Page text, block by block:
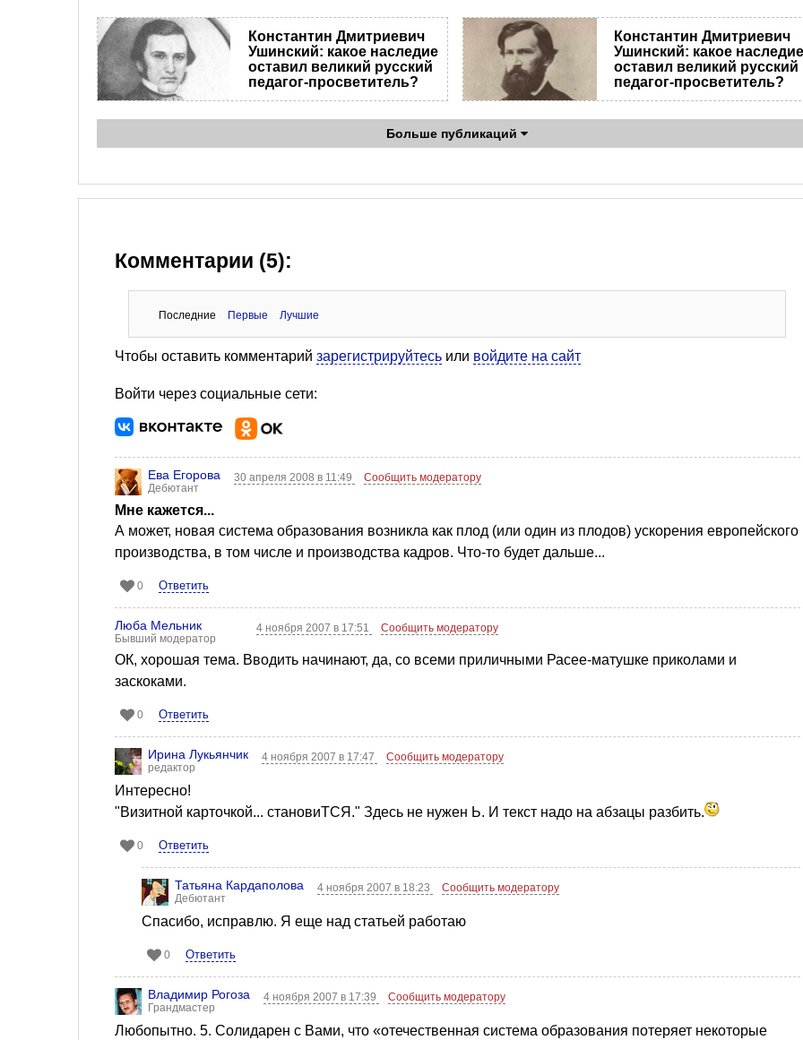
Константин Дмитриевич
Ушинский: какое наследие
оставил великий русский
педагог-просветитель?
Константин Дмитриевич
Ушинский: какое
оставил великий русский
педагог-просветитель?
Больше публикаций
Комментарии (5):
Последние Первые Лучшие
Чтобы оставить комментарий зарегистрируйтесь или войдите на сайт
Войти через социальные сети:
Ева Егорова
Дебютант
30 апреля 2008 в 11:49 Сообщить модератору
Мне кажется...
А может, новая система образования возникла как плод (или один из плодов) ускорения европейского
производства, в том числе и производства кадров. Что-то будет дальше...
0 Ответить
Люба Мельник
Бывший модератор
4 ноября 2007 в 17:51 Сообщить модератору
ОК, хорошая тема. Вводить начинают, да, со всеми приличными Расее-матушке приколами и
заскоками.
0 Ответить
Ирина Лукьянчик
редактор
4 ноября 2007 в 17:47 Сообщить модератору
Интересно!
"Визитной карточкой... становиТСЯ." Здесь не нужен Ь. И текст надо на абзацы разбить.
0 Ответить
Татьяна Кардаполова
Дебютант
4 ноября 2007 в 18:23 Сообщить модератору
Спасибо, исправлю. Я еще над статьей работаю
0 Ответить
Владимир Рогоза
Грандмастер
4 ноября 2007 в 17:39 Сообщить модератору
Любопытно. 5. Солидарен с Вами, что «отечественная система образования потеряет некоторые